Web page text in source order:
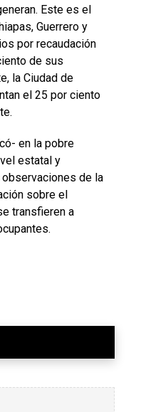
Este es el
Guerrero y
por recaudación
de sus
la Ciudad de
el 25 por ciento
en la pobre
estatal y
de la
sobre el
transfieren a